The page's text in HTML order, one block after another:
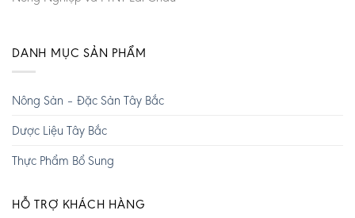
DANH MỤC SẢN PHẨM
Nông Sản – Đặc Sản Tây Bắc
Dược Liệu Tây Bắc
Thực Phẩm Bổ Sung
HỖ TRỢ KHÁCH HÀNG